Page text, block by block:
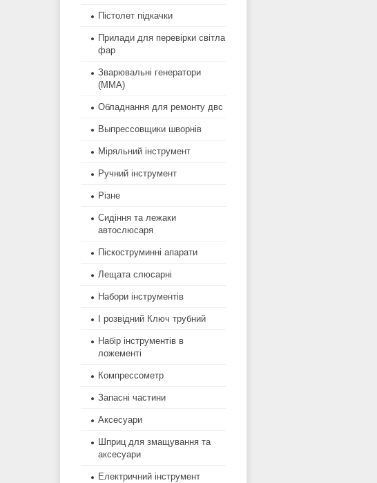
Пістолет підкачки
Прилади для перевірки світла
фар
Зварювальні генератори
(MMA)
Обладнання для ремонту двс
Выпрессовщики шворнів
Міряльний інструмент
Ручний інструмент
Різне
Сидіння та лежаки
автослюсаря
Піскоструминні апарати
Лещата слюсарні
Набори інструментів
І розвідний Ключ трубний
Набір інструментів в
ложементі
Компрессометр
Запасні частини
Аксесуари
Шприц для змащування та
аксесуари
Електричний інструмент